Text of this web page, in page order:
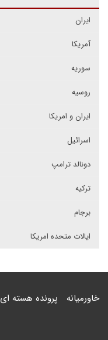
ایران
آمریکا
سوریه
روسیه
ایران و امریکا
اسرائیل
دونالد ترامپ
ترکیه
برجام
ایالات متحده امریکا
خاورمیانه پرونده هسته ای